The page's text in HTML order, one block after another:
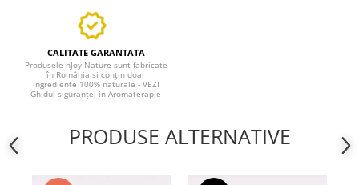
CALITATE GARANTATA
Produsele nJoy Nature sunt fabricate
în România si conțin doar
ingrediente 100% naturale - VEZI
Ghidul siguranței in Aromaterapie
PRODUSE ALTERNATIVE